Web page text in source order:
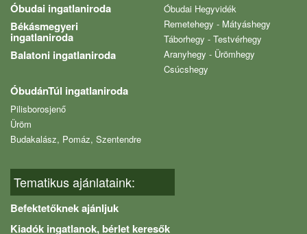
Óbudai ingatlaniroda
Békásmegyeri
ingatlaniroda
Balatoni ingatlaniroda
Óbudai Hegyvidék
Remetehegy - Mátyáshegy
Táborhegy - Testvérhegy
Aranyhegy - Ürömhegy
Csúcshegy
ÓbudánTúl ingatlaniroda
Pilisborosjenő
Üröm
Budakalász, Pomáz, Szentendre
Tematikus ajánlataink:
Befektetőknek ajánljuk
Kiadók ingatlanok, bérlet keresők